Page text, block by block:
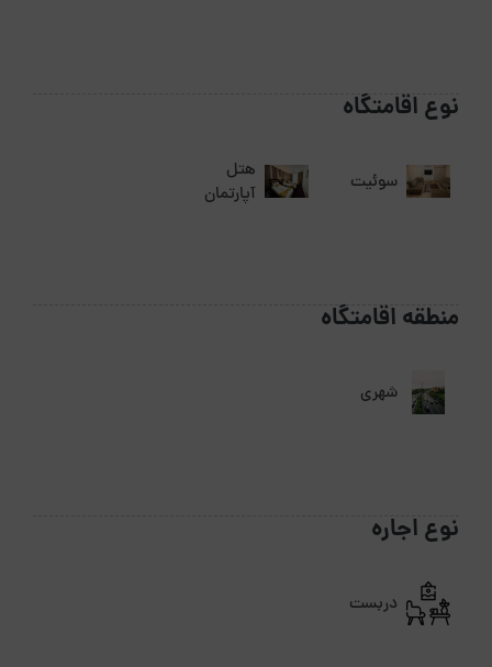
نوع اقامتگاه
سوئیت
هتل
آپارتمان
منطقه اقامتگاه
شهری
نوع اجاره
دربست